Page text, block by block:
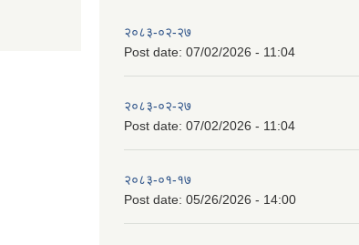
२०८३-०२-२७
Post date: 07/02/2026 - 11:04
२०८३-०२-२७
Post date: 07/02/2026 - 11:04
२०८३-०१-१७
Post date: 05/26/2026 - 14:00